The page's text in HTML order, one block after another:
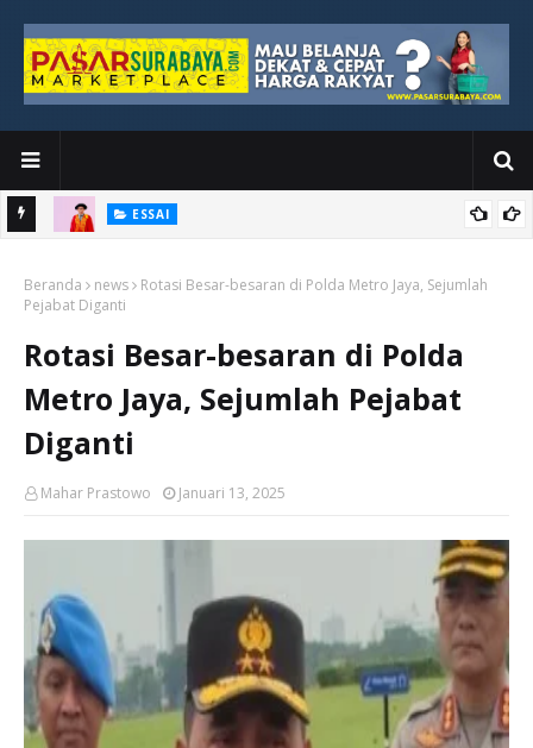
ESSAI
Tidak Berhenti di Panggung Wisuda
Beranda news
Rotasi Besar-besaran di Polda Metro Jaya, Sejumlah
Pejabat Diganti
Rotasi Besar-besaran di Polda
Metro Jaya, Sejumlah Pejabat
Diganti
Mahar Prastowo Januari 13, 2025